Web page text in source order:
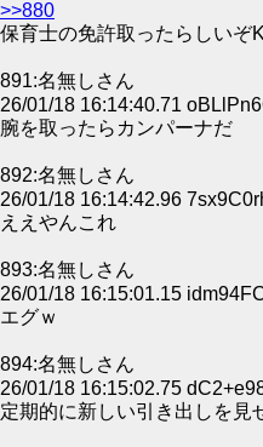
>>880
保育士の免許取ったらしいぞ
891:名無しさん
26/01/18 16:14:40.71
腕を取ったらカンパーナだ
892:名無しさん
26/01/18 16:14:42.96
ええやんこれ
893:名無しさん
26/01/18 16:15:01.15
エグｗ
894:名無しさん
26/01/18 16:15:02.75
定期的に新しい引き出しを見